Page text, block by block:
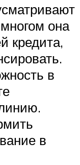
она
кредита,
в
в